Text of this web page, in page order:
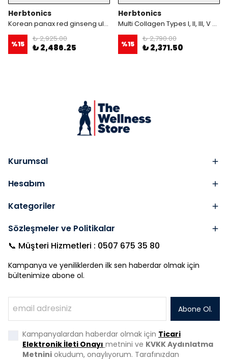
Herbtonics
Korean panax red ginseng ultra strengh 1500 mg 120 kapsül %100 authentic
%15
₺ 2,925.00
₺ 2,486.25
Herbtonics
Multi Collagen Types I, II, III, V and X / 60 Gummies
%15
₺ 2,790.00
₺ 2,371.50
Kurumsal
Hesabım
Kategoriler
Sözleşmeler ve Politikalar
📞 Müşteri Hizmetleri : 0507 675 35 80
Kampanya ve yeniliklerden ilk sen haberdar olmak için
bültenimize abone ol.
Abone Ol.
Kampanyalardan haberdar olmak için Ticari
Elektronik İleti Onayı metnini ve KVKK Aydınlatma
Metnini okudum, onaylıyorum. Tarafınızdan